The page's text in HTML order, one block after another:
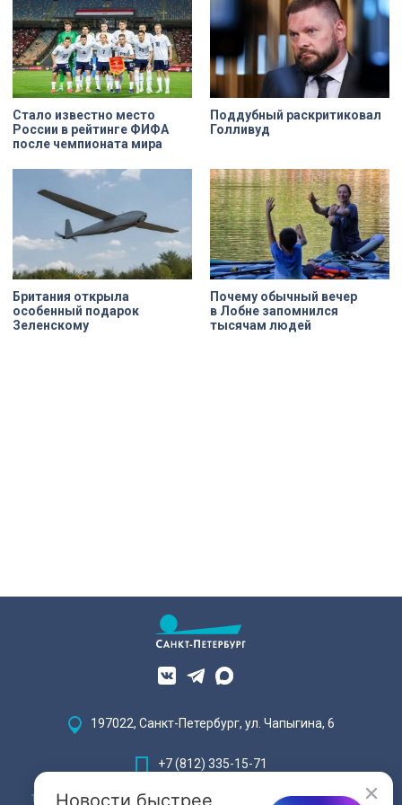
Стало известно место
России в рейтинге ФИФА
после чемпионата мира
Поддубный раскритиковал
Голливуд
Британия открыла
особенный подарок
Зеленскому
Почему обычный вечер
в Лобне запомнился
тысячам людей
Новости быстрее
197022, Санкт-Петербург, ул. Чапыгина, 6
+7 (812) 335-15-71
Внимание! Отдельные видеоматериалы, размещенные на настоящем